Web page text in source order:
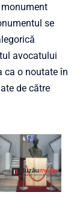
se
avocatului
ca o noutate în
de către